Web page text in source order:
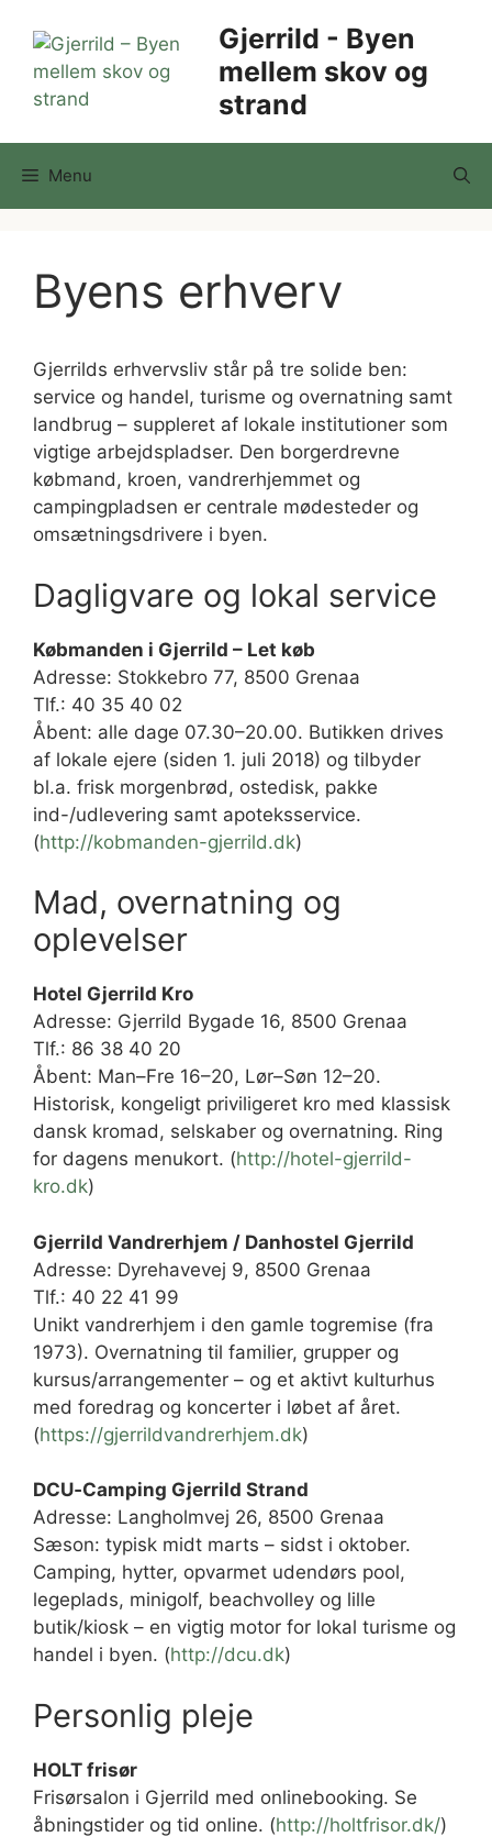
indhold
Gjerrild - Byen
mellem skov og
strand
Menu
Byens erhverv
Gjerrilds erhvervsliv står på tre solide ben:
service og handel, turisme og overnatning samt
landbrug – suppleret af lokale institutioner som
vigtige arbejdspladser. Den borgerdrevne
købmand, kroen, vandrerhjemmet og
campingpladsen er centrale mødesteder og
omsætningsdrivere i byen.
Dagligvare og lokal service
Købmanden i Gjerrild – Let køb
Adresse: Stokkebro 77, 8500 Grenaa
Tlf.: 40 35 40 02
Åbent: alle dage 07.30–20.00. Butikken drives
af lokale ejere (siden 1. juli 2018) og tilbyder
bl.a. frisk morgenbrød, ostedisk, pakke
ind-/udlevering samt apoteksservice.
(http://kobmanden-gjerrild.dk)
Mad, overnatning og
oplevelser
Hotel Gjerrild Kro
Adresse: Gjerrild Bygade 16, 8500 Grenaa
Tlf.: 86 38 40 20
Åbent: Man–Fre 16–20, Lør–Søn 12–20.
Historisk, kongeligt priviligeret kro med klassisk
dansk kromad, selskaber og overnatning. Ring
for dagens menukort. (http://hotel-gjerrild-
kro.dk)
Gjerrild Vandrerhjem / Danhostel Gjerrild
Adresse: Dyrehavevej 9, 8500 Grenaa
Tlf.: 40 22 41 99
Unikt vandrerhjem i den gamle togremise (fra
1973). Overnatning til familier, grupper og
kursus/arrangementer – og et aktivt kulturhus
med foredrag og koncerter i løbet af året.
(https://gjerrildvandrerhjem.dk)
DCU‑Camping Gjerrild Strand
Adresse: Langholmvej 26, 8500 Grenaa
Sæson: typisk midt marts – sidst i oktober.
Camping, hytter, opvarmet udendørs pool,
legeplads, minigolf, beachvolley og lille
butik/kiosk – en vigtig motor for lokal turisme og
handel i byen. (http://dcu.dk)
Personlig pleje
HOLT frisør
Frisørsalon i Gjerrild med onlinebooking. Se
åbningstider og tid online. (http://holtfrisor.dk/)